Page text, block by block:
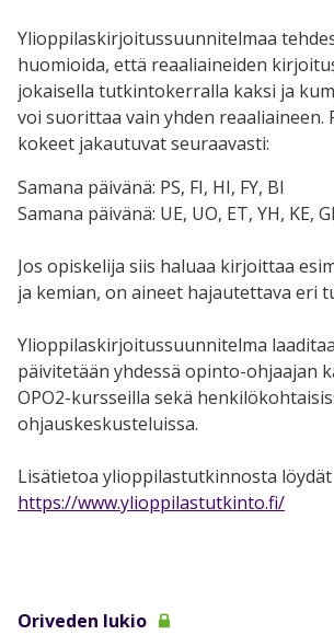
Ylioppilaskirjoitussuunnitelmaa
huomioida, että reaaliaineiden
jokaisella tutkintokerralla kaksi ja
voi suorittaa vain yhden reaaliaineen.
kokeet jakautuvat seuraavasti:
Samana päivänä: PS, FI, HI, FY, BI
Samana päivänä: UE, UO, ET, YH, KE,
Jos opiskelija siis haluaa kirjoittaa
ja kemian, on aineet hajautettava eri
Ylioppilaskirjoitussuunnitelma
päivitetään yhdessä opinto-ohjaajan
OPO2-kursseilla sekä
ohjauskeskusteluissa.
Lisätietoa ylioppilastutkinnosta löydät
https://www.ylioppilastutkinto.fi/
Oriveden lukio